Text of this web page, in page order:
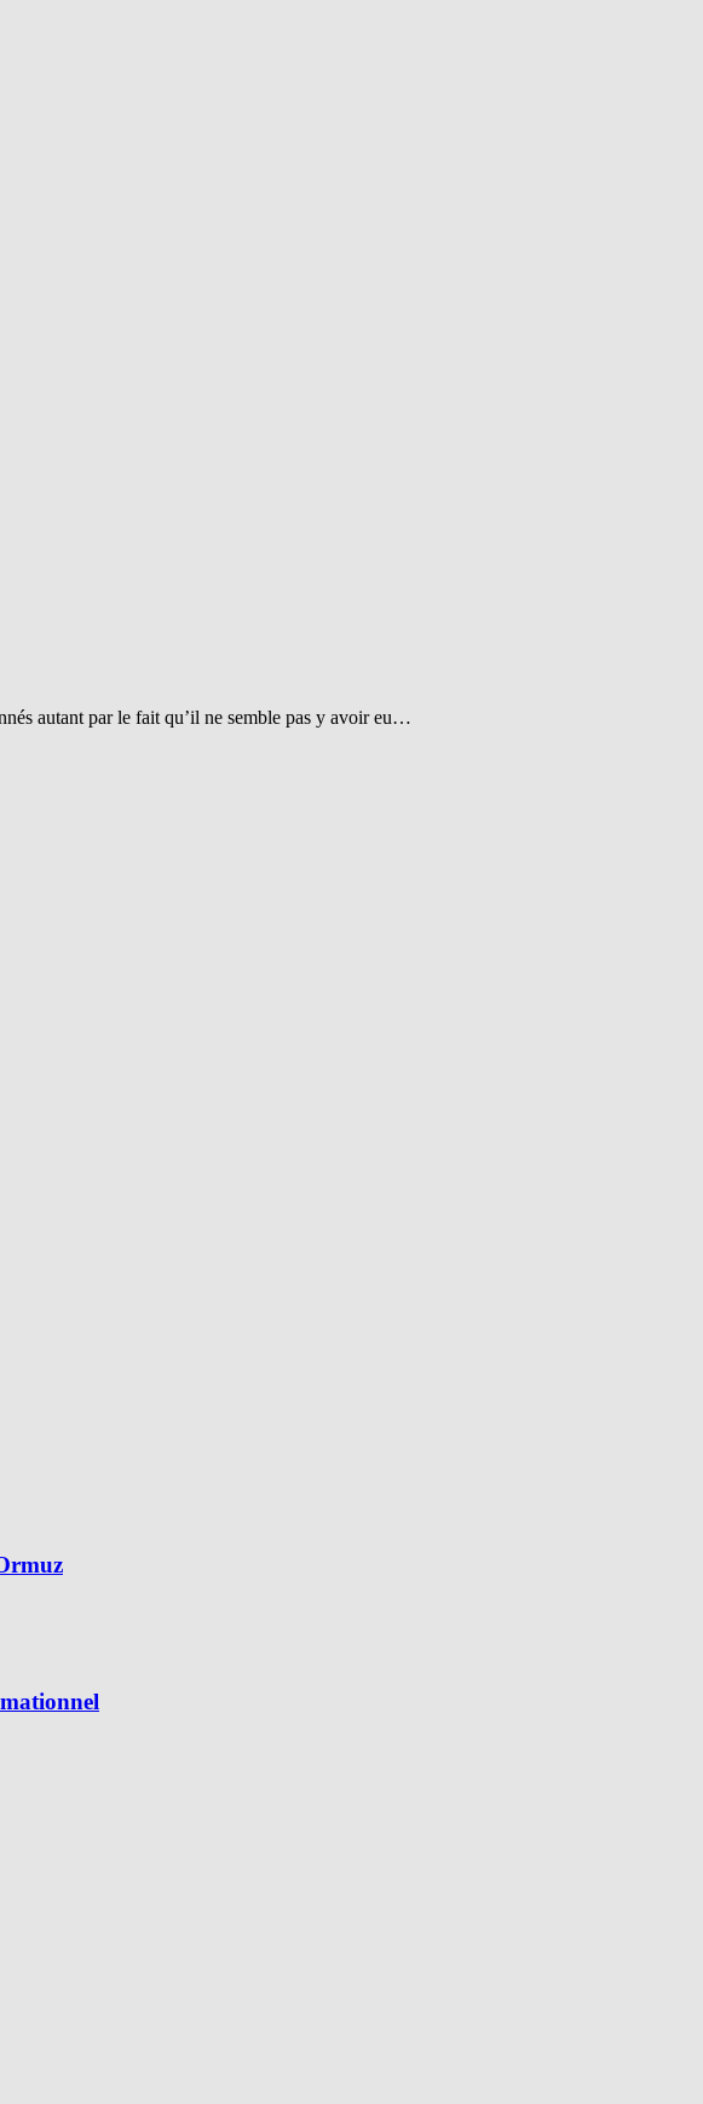
autant par le fait qu’il ne semble pas y avoir eu…